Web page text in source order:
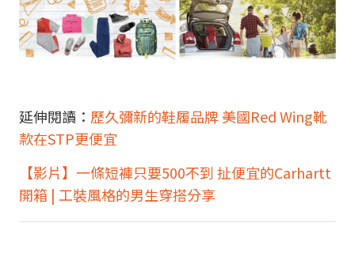
延伸閱讀： 歷久彌新的鞋履品牌 美國Red Wing靴
款在STP更便宜
【影片】一條短褲只要500不到 扯便宜的Carhartt
開箱 | 工裝風格的男生穿搭分享